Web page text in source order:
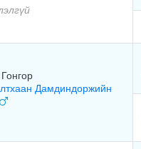
Дамдиндоржийн